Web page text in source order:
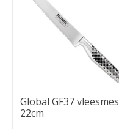
Global GF37 vleesmes
22cm